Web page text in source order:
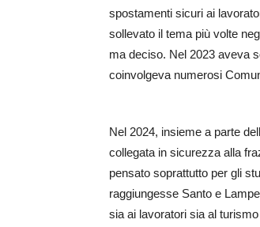
spostamenti sicuri ai
sollevato il tema più volte
ma deciso. Nel 2023 aveva
coinvolgeva numerosi
Nel 2024, insieme a parte
collegata in sicurezza alla
pensato soprattutto per gli
raggiungesse Santo e
sia ai lavoratori sia al